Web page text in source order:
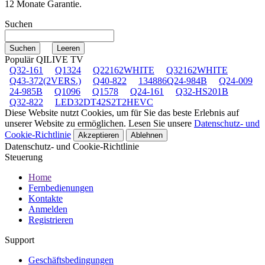
12 Monate Garantie.
Suchen
Populär QILIVE TV
Q32-161
Q1324 Q22162WHITE
Q32162WHITE
Q43-372(2VERS.)
Q40-822 134886Q24-984B
Q24-009
24-985B
Q1096 Q1578 Q24-161
Q32-HS201B
Q32-822
LED32DT42S2T2HEVC
Diese Website nutzt Cookies, um für Sie das beste Erlebnis auf
unserer Website zu ermöglichen. Lesen Sie unsere Datenschutz- und
Cookie-Richtlinie
Akzeptieren Ablehnen
Datenschutz- und Cookie-Richtlinie
Steuerung
Home
Fernbedienungen
Kontakte
Anmelden
Registrieren
Support
Geschäftsbedingungen